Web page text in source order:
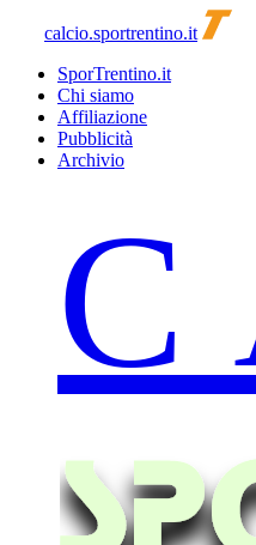
calcio.sportrentino.it
SporTrentino.it
Chi siamo
Affiliazione
Pubblicità
Archivio